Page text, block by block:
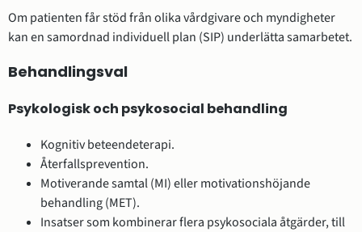
Om patienten får stöd från olika vårdgivare och myndigheter
kan en samordnad individuell plan (SIP) underlätta samarbetet.
Behandlingsval
Psykologisk och psykosocial behandling
Kognitiv beteendeterapi.
Återfallsprevention.
Motiverande samtal (MI) eller motivationshöjande
behandling (MET).
Insatser som kombinerar flera psykosociala åtgärder, till